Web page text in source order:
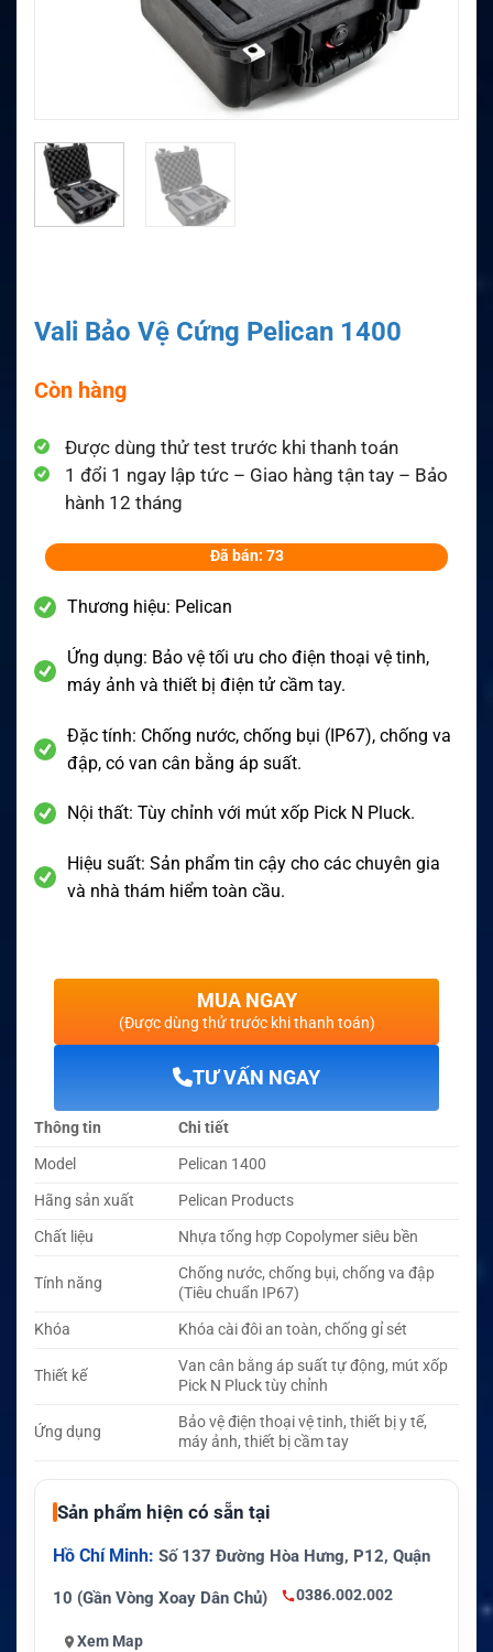
Vali Bảo Vệ Cứng Pelican 1400
Còn hàng
Được dùng thử test trước khi thanh toán
1 đổi 1 ngay lập tức – Giao hàng tận tay – Bảo
hành 12 tháng
Đã bán: 73
Thương hiệu: Pelican
Ứng dụng: Bảo vệ tối ưu cho điện thoại vệ tinh,
máy ảnh và thiết bị điện tử cầm tay.
Đặc tính: Chống nước, chống bụi (IP67), chống va
đập, có van cân bằng áp suất.
Nội thất: Tùy chỉnh với mút xốp Pick N Pluck.
Hiệu suất: Sản phẩm tin cậy cho các chuyên gia
và nhà thám hiểm toàn cầu.
MUA NGAY
(Được dùng thử trước khi thanh toán)
TƯ VẤN NGAY
Thông tin
Chi tiết
Model
Pelican 1400
Hãng sản xuất
Pelican Products
Chất liệu
Nhựa tổng hợp Copolymer siêu bền
Tính năng
Chống nước, chống bụi, chống va đập
(Tiêu chuẩn IP67)
Khóa
Khóa cài đôi an toàn, chống gỉ sét
Thiết kế
Van cân bằng áp suất tự động, mút xốp
Pick N Pluck tùy chỉnh
Ứng dụng
Bảo vệ điện thoại vệ tinh, thiết bị y tế,
máy ảnh, thiết bị cầm tay
Sản phẩm hiện có sẵn tại
Hồ Chí Minh: Số 137 Đường Hòa Hưng, P12, Quận
10 (Gần Vòng Xoay Dân Chủ) 0386.002.002
Xem Map